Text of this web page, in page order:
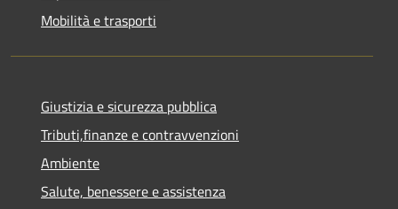
Mobilità e trasporti
Giustizia e sicurezza pubblica
Tributi,finanze e contravvenzioni
Ambiente
Salute, benessere e assistenza